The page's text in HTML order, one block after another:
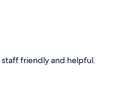
staff friendly and helpful.